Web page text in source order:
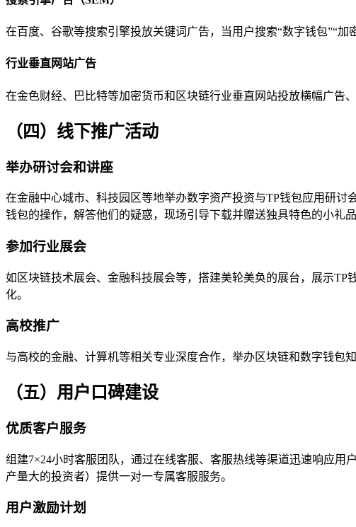
在百度、谷歌等搜索引擎投放关键词广告，当用户搜索“数字钱包”“加
行业垂直网站广告
在金色财经、巴比特等加密货币和区块链行业垂直网站投放横幅广告
（四）线下推广活动
举办研讨会和讲座
在金融中心城市、科技园区等地举办数字资产投资与TP钱包应用研
钱包的操作，解答他们的疑惑，现场引导下载并赠送独具特色的小礼
参加行业展会
如区块链技术展会、金融科技展会等，搭建美轮美奂的展台，展示
化。
高校推广
与高校的金融、计算机等相关专业深度合作，举办区块链和数字钱包
（五）用户口碑建设
优质客户服务
组建7×24小时客服团队，通过在线客服、客服热线等渠道迅速响应
产量大的投资者）提供一对一专属客服服务。
用户激励计划